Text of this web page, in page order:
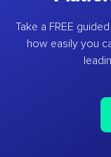
Take a FREE
how easily you